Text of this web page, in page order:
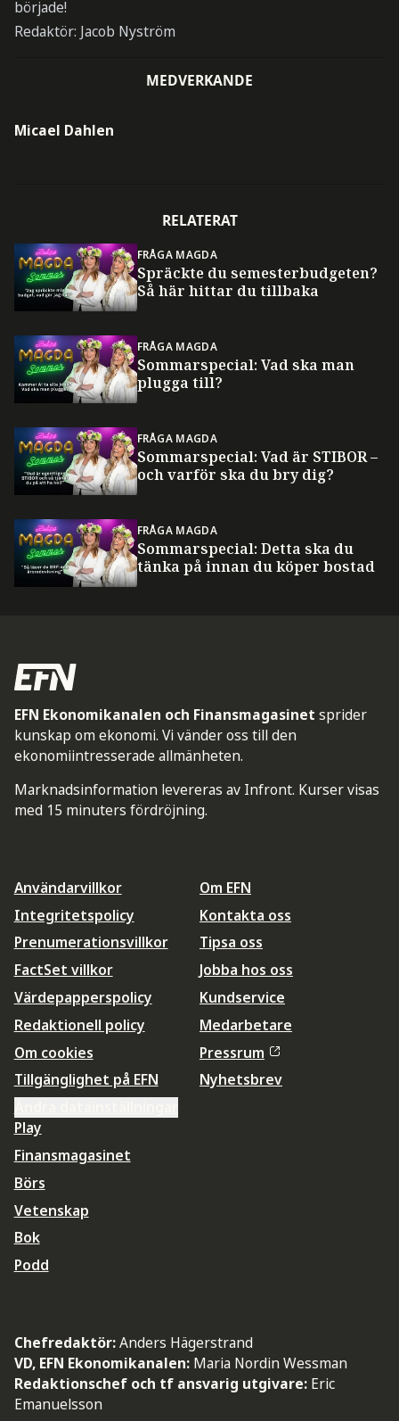
började!
Redaktör: Jacob Nyström
MEDVERKANDE
Micael Dahlen
RELATERAT
FRÅGA MAGDA
Spräckte du semesterbudgeten?
Så här hittar du tillbaka
FRÅGA MAGDA
Sommarspecial: Vad ska man
plugga till?
FRÅGA MAGDA
Sommarspecial: Vad är STIBOR –
och varför ska du bry dig?
FRÅGA MAGDA
Sommarspecial: Detta ska du
tänka på innan du köper bostad
EFN Ekonomikanalen och Finansmagasinet sprider
kunskap om ekonomi. Vi vänder oss till den
ekonomiintresserade allmänheten.
Marknadsinformation levereras av Infront. Kurser visas
med 15 minuters fördröjning.
Användarvillkor
Integritetspolicy
Prenumerationsvillkor
FactSet villkor
Värdepapperspolicy
Redaktionell policy
Om cookies
Tillgänglighet på EFN
Om EFN
Kontakta oss
Tipsa oss
Jobba hos oss
Kundservice
Medarbetare
Pressrum
Nyhetsbrev
Play
Finansmagasinet
Börs
Vetenskap
Bok
Podd
Chefredaktör:Anders Hägerstrand
VD, EFN Ekonomikanalen: Maria Nordin Wessman
Redaktionschef och tf ansvarig utgivare: Eric
Emanuelsson